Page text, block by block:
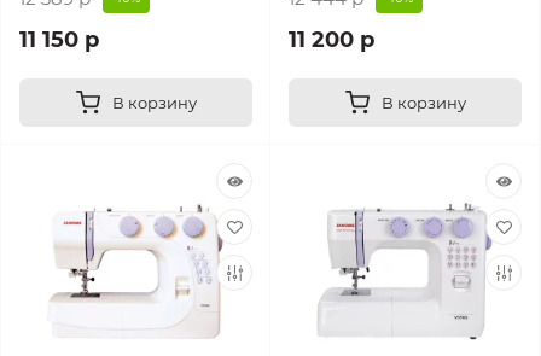
11 150 р
В корзину
11 200 р
В корзину